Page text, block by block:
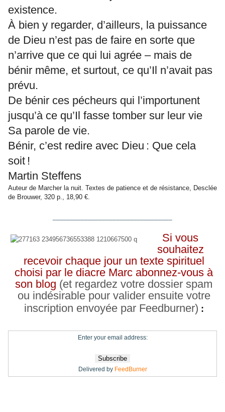
existence.
À bien y regarder, d’ailleurs, la puissance
de Dieu n’est pas de faire en sorte que
n’arrive que ce qui lui agrée – mais de
bénir même, et surtout, ce qu’Il n’avait pas
prévu.
De bénir ces pécheurs qui l’importunent
jusqu’à ce qu’Il fasse tomber sur leur vie
Sa parole de vie.
Bénir, c’est redire avec Dieu : Que cela
soit !
Martin Steffens
Auteur de Marcher la nuit. Textes de patience et de résistance, Desclée
de Brouwer, 320 p., 18,90 €.
Si vous
souhaitez
recevoir chaque jour un texte spirituel
choisi par le diacre Marc abonnez-vous à
son blog (et regardez votre dossier spam
ou indésirable pour valider ensuite votre
inscription envoyée par Feedburner) :
Enter your email address:
Delivered by FeedBurner